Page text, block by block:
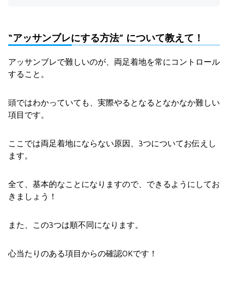
“アッサンブレにする方法” について教えて！
アッサンブレで難しいのが、両足着地を常にコントロール
すること。
頭ではわかっていても、実際やるとなるとなかなか難しい
項目です。
ここでは両足着地にならない原因、3つについてお伝えし
ます。
全て、基本的なことになりますので、できるようにしてお
きましょう！
また、この3つは順不同になります。
心当たりのある項目からの確認OKです！